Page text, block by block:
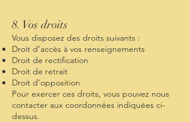
8. Vos droits
Vous disposez des droits suivants :
Droit d’accès à vos renseignements
Droit de rectification
Droit de retrait
Droit d’opposition
Pour exercer ces droits, vous pouvez nous
contacter aux coordonnées indiquées ci-
dessus.